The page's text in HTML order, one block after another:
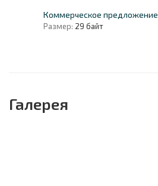
Коммерческое предложение
Размер: 29 байт
Галерея